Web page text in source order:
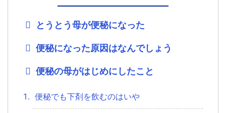
とうとう母が便秘になった
便秘になった原因はなんでしょう
便秘の母がはじめにしたこと
便秘でも下剤を飲むのはいや